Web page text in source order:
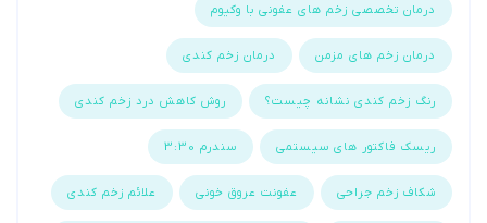
درمان تخصصی زخم های عفونی با وکیوم
درمان زخم های مزمن درمان زخم کندی
رنگ زخم کندی نشانه چیست؟ روش کاهش درد زخم کندی
ریسک فاکتور های سیستمی سندرم 3:30
شکاف زخم جراحی عفونت عروق خونی علائم زخم کندی